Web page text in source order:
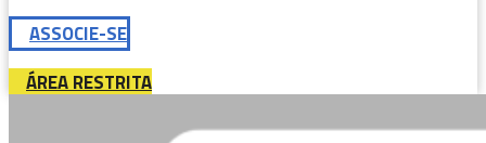
ASSOCIE-SE
ÁREA RESTRITA